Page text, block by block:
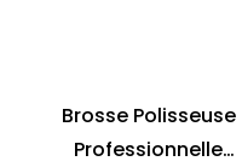
Brosse Polisseuse
Professionnelle